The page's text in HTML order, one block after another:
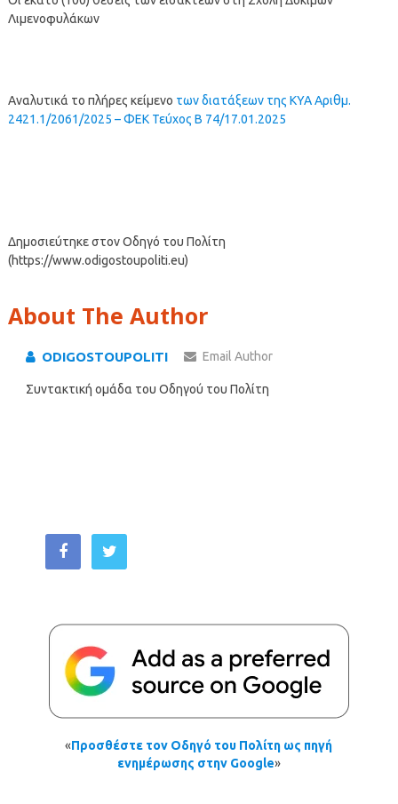
Λιμενοφυλάκων
Αναλυτικά το πλήρες κείμενο των διατάξεων της ΚΥΑ Αριθμ.
2421.1/2061/2025 – ΦΕΚ Τεύχος Β 74/17.01.2025
Δημοσιεύτηκε στον Οδηγό του Πολίτη
(https://www.odigostoupoliti.eu)
About The Author
ODIGOSTOUPOLITI Email Author
Συντακτική ομάδα του Οδηγού του Πολίτη
«Προσθέστε τον Οδηγό του Πολίτη ως πηγή
ενημέρωσης στην Google»